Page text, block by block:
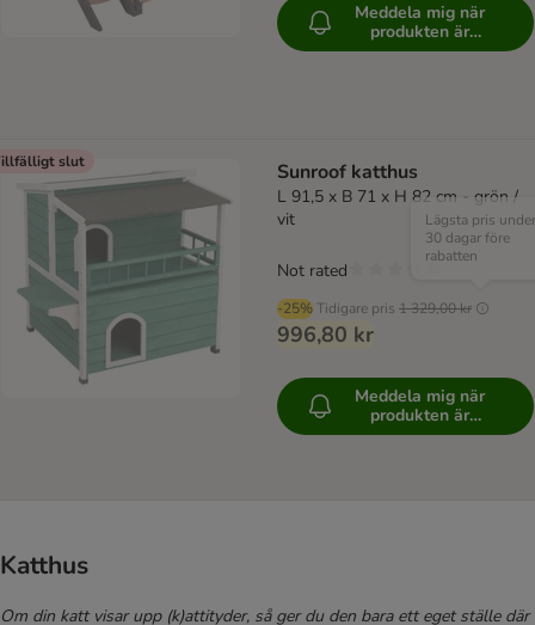
Meddela mig när
produkten är
tillgänglig
slut Sunroof katthus
L 91,5 x B 71 x H 82 cm - grön /
vit
-25% Tidigare pris 1 329,00 kr
Lägsta pris under
30 dagar före
rabatten
996,80 kr
Not rated
Meddela mig när
produkten är
tillgänglig
Katthus
Om din katt visar upp (k)attityder, så ger du den bara ett eget ställe där